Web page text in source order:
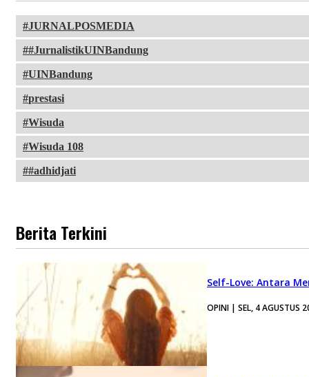
JURNALPOSMEDIA
#JurnalistikUINBandung
UINBandung
prestasi
Wisuda
Wisuda 108
#adhidjati
Berita Terkini
Self-Love: Antara
OPINI | SEL, 4 AGUSTUS